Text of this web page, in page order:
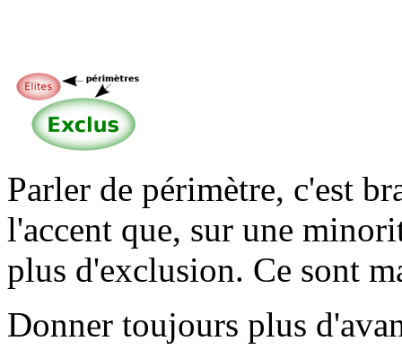
Parler de périmètre, c'est
l'accent que, sur une
plus d'exclusion. Ce sont
Donner toujours plus